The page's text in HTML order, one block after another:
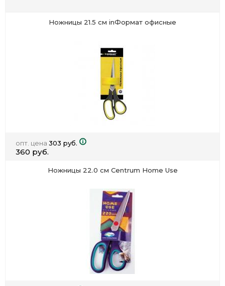
Ножницы 21.5 см inФормат офисные
опт. цена 303 руб.
360 руб.
Ножницы 22.0 см Centrum Home Use